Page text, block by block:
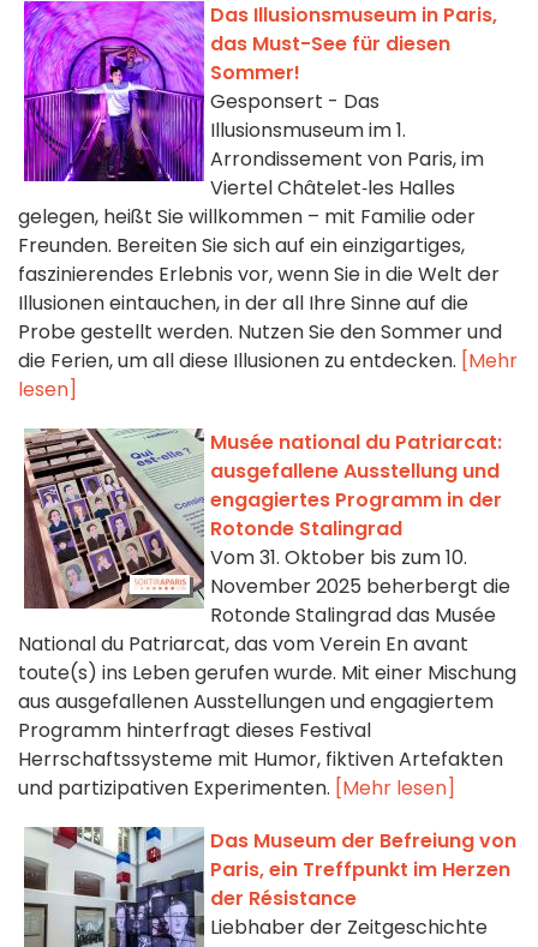
Das Illusionsmuseum in Paris,
das Must-See für diesen
Sommer!
Gesponsert - Das
Illusionsmuseum im 1.
Arrondissement von Paris, im
Viertel Châtelet‑les Halles
gelegen, heißt Sie willkommen – mit Familie oder
Freunden. Bereiten Sie sich auf ein einzigartiges,
faszinierendes Erlebnis vor, wenn Sie in die Welt der
Illusionen eintauchen, in der all Ihre Sinne auf die
Probe gestellt werden. Nutzen Sie den Sommer und
die Ferien, um all diese Illusionen zu entdecken. [Mehr
lesen]
Musée national du Patriarcat:
ausgefallene Ausstellung und
engagiertes Programm in der
Rotonde Stalingrad
Vom 31. Oktober bis zum 10.
November 2025 beherbergt die
Rotonde Stalingrad das Musée
National du Patriarcat, das vom Verein En avant
toute(s) ins Leben gerufen wurde. Mit einer Mischung
aus ausgefallenen Ausstellungen und engagiertem
Programm hinterfragt dieses Festival
Herrschaftssysteme mit Humor, fiktiven Artefakten
und partizipativen Experimenten. [Mehr lesen]
Das Museum der Befreiung von
Paris, ein Treffpunkt im Herzen
der Résistance
Liebhaber der Zeitgeschichte